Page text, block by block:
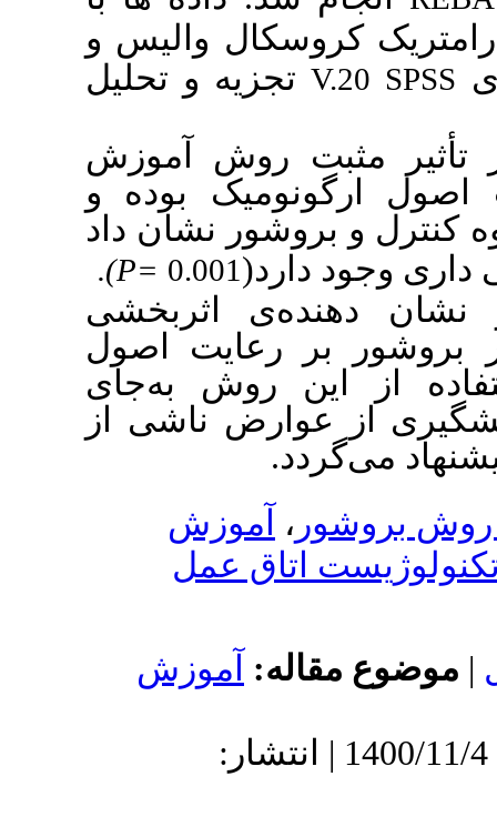
والیس و
و تحلیل
روش آموزش
بوده و
نشان داد
0.001
P=
)
اثربخشی
رعایت اصول
روش به‌جای
ناشی از
،آموزش
عمل
آموزش
3 | پذیرش: 1400/11/4 | انتشار: